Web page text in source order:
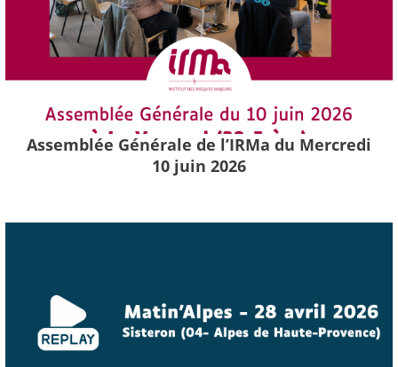
Assemblée Générale de l’IRMa du Mercredi
10 juin 2026